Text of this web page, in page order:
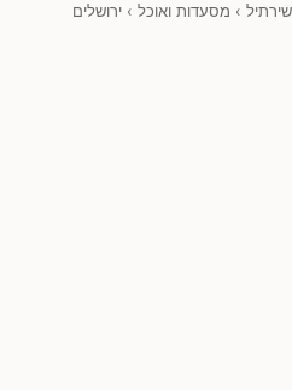
שירתיל › מסעדות ואוכל › ירושלים